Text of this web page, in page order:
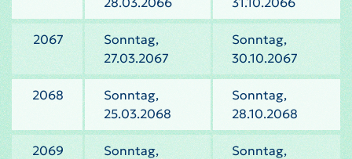
2067
Sonntag,
27.03.2067
Sonntag,
30.10.2067
2068
Sonntag,
25.03.2068
Sonntag,
28.10.2068
2069
Sonntag,
Sonntag,